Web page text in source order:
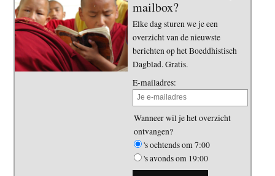
mailbox?
Elke dag sturen we je een
overzicht van de nieuwste
berichten op het Boeddhistisch
Dagblad. Gratis.
E-mailadres:
Wanneer wil je het overzicht
ontvangen?
's ochtends om 7:00
's avonds om 19:00